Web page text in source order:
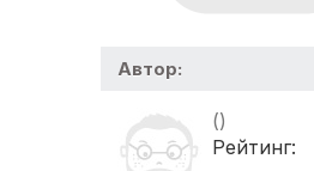
Автор:
()
Рейтинг: